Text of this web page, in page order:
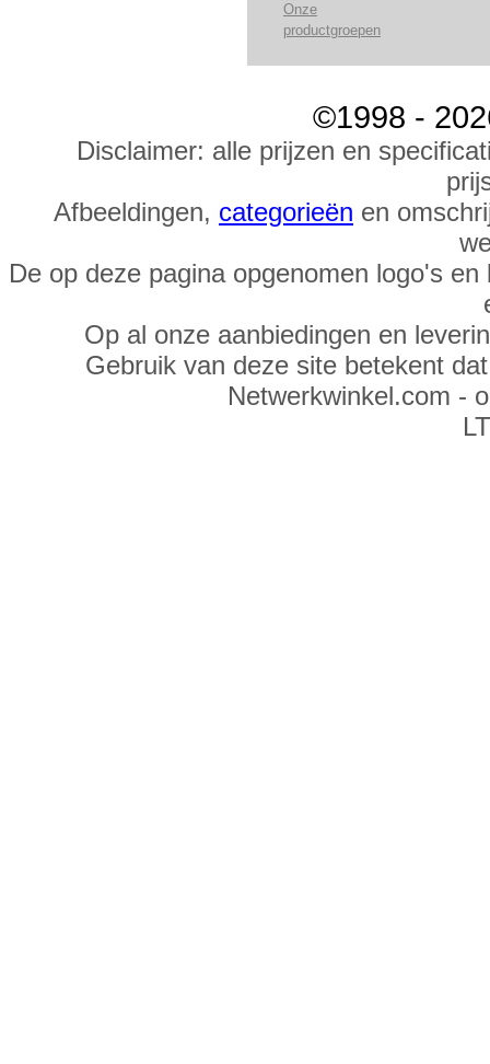
Onze
productgroepen
©1998 -
Disclaimer: alle prijzen en
Afbeeldingen, categorieën en
De op deze pagina opgenomen logo's
Op al onze aanbiedingen en
Gebruik van deze site betekent
Netwerkwinkel.com -